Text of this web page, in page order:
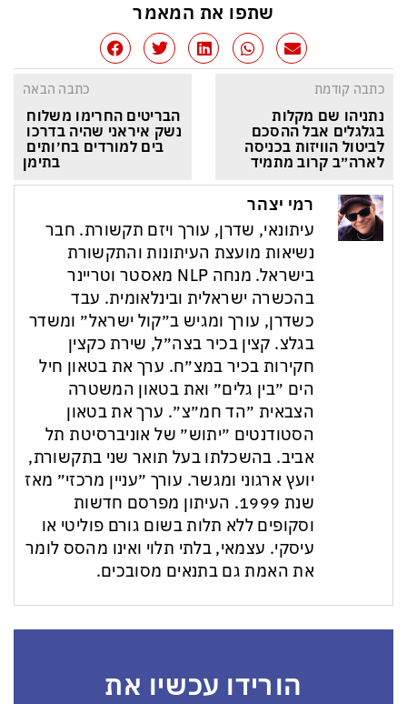
שתפו את המאמר
כתבה קודמת
נתניהו שם מקלות
בגלגלים אבל ההסכם
לביטול הוויזות בכניסה
לארה״ב קרוב מתמיד
כתבה הבאה
הבריטים החרימו משלוח
נשק איראני שהיה בדרכו
בים למורדים בח׳ותים
בתימן
רמי יצהר
עיתונאי, שדרן, עורך ויזם תקשורת. חבר
נשיאות מועצת העיתונות והתקשורת
בישראל. מנחה NLP מאסטר וטריינר
בהכשרה ישראלית ובינלאומית. עבד
כשדרן, עורך ומגיש ב״קול ישראל״ ומשדר
בגלצ. קצין בכיר בצה״ל, שירת כקצין
חקירות בכיר במצ״ח. ערך את בטאון חיל
הים ״בין גלים״ ואת בטאון המשטרה
הצבאית ״הד חמ״צ״. ערך את בטאון
הסטודנטים ״יתוש״ של אוניברסיטת תל
אביב. בהשכלתו בעל תואר שני בתקשורת,
יועץ ארגוני ומגשר. עורך ״עניין מרכזי״ מאז
שנת 1999. העיתון מפרסם חדשות
וסקופים ללא תלות בשום גורם פוליטי או
עיסקי. עצמאי, בלתי תלוי ואינו מהסס לומר
את האמת גם בתנאים מסובכים.
הורידו עכשיו את